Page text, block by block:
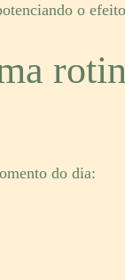
o
do dia: